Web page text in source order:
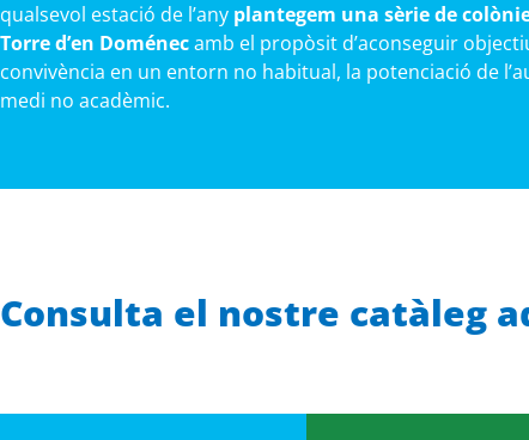
qualsevol estació de l’any plantegem una sèrie de
Torre d’en Doménecamb el propòsit d’aconseguir
convivència en un entorn no habitual, la potenciació de
medi no acadèmic.
Consulta el nostre catàleg